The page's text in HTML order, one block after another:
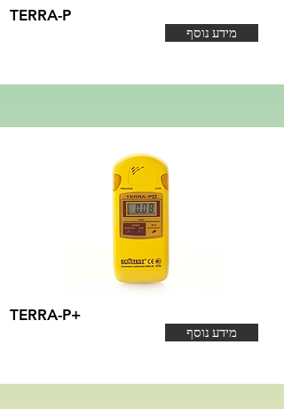
TERRA-P
מידע נוסף
TERRA-P+
מידע נוסף